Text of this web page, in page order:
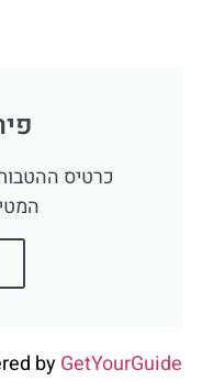
כרטיס
byGetYourGuide